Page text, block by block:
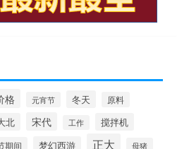
格 元宵节 冬天 原料
北 宋代 工作 搅拌机
期间 梦幻西游 正大 母猪